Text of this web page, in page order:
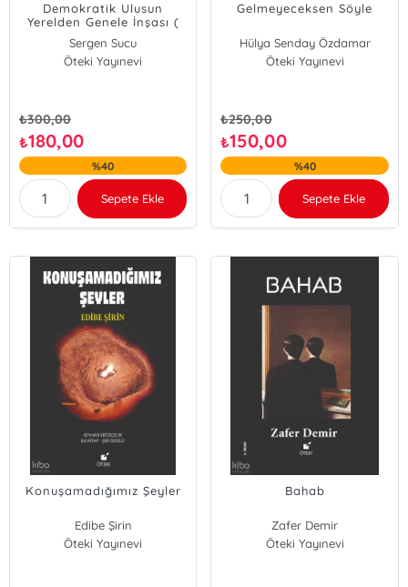
Demokratik Ulusun
Yerelden Genele İnşası (
Demokratik Uygarlığın
Doğumu-1-)
Sergen Sucu
Öteki Yayınevi
₺300,00
₺180,00
%40
Sepete Ekle
Gelmeyeceksen Söyle
Hülya Senday Özdamar
Öteki Yayınevi
₺250,00
₺150,00
%40
Sepete Ekle
Konuşamadığımız Şeyler
Edibe Şirin
Öteki Yayınevi
Bahab
Zafer Demir
Öteki Yayınevi